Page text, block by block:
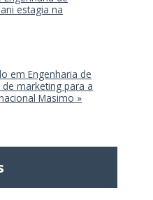
estagia na
em Engenharia de
marketing para a
Masimo »